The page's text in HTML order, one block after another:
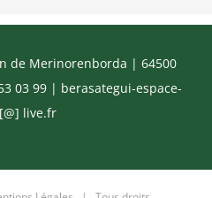
de Merinorenborda | 64500
03 99 | berasategui-espace-
live.fr